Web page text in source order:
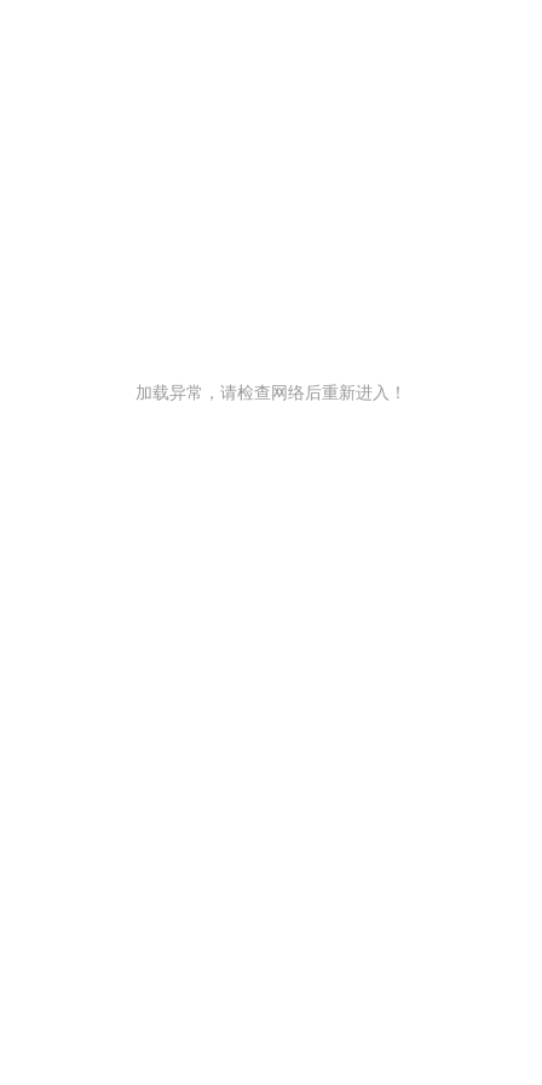
加载异常，请检查网络后重新进入！